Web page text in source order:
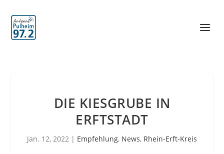
DIE KIESGRUBE IN
ERFTSTADT
Jan. 12, 2022 | Empfehlung, News, Rhein-Erft-Kreis